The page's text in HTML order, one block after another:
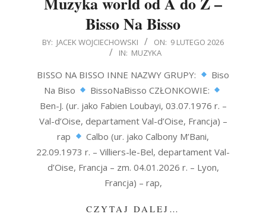
Bisso Na Bisso
2026-
09
BY: JACEK WOJCIECHOWSKI ON: 9 LUTEGO 2026
IN: MUZYKA
BISSO NA BISSO INNE NAZWY GRUPY:
Biso
Na Biso
BissoNaBisso CZŁONKOWIE:
Ben-J. (ur. jako Fabien Loubayi, 03.07.1976 r. –
Val-d’Oise, departament Val-d’Oise, Francja) –
rap
Calbo (ur. jako Calbony M’Bani,
22.09.1973 r. – Villiers-le-Bel, departament Val-
d’Oise, Francja – zm. 04.01.2026 r. – Lyon,
Francja) – rap,
CZYTAJ DALEJ…